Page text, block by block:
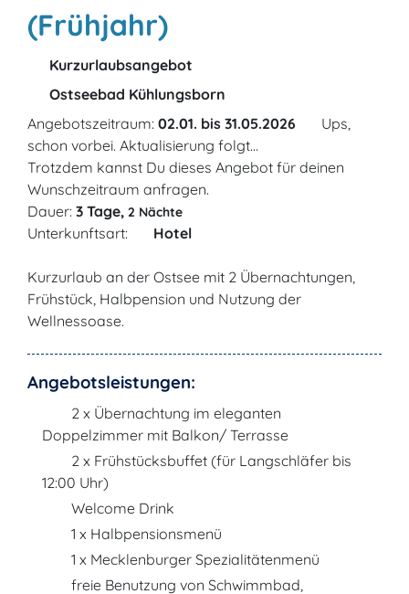
(Frühjahr)
Kurzurlaubsangebot
Ostseebad Kühlungsborn
Angebotszeitraum: 02.01. bis 31.05.2026
Ups,
schon vorbei. Aktualisierung folgt...
Trotzdem kannst Du dieses Angebot für deinen
Wunschzeitraum anfragen.
Dauer: 3 Tage, 2 Nächte
Unterkunftsart: Hotel
Kurzurlaub an der Ostsee mit 2 Übernachtungen,
Frühstück, Halbpension und Nutzung der
Wellnessoase.
Angebotsleistungen:
2 x Übernachtung im eleganten
Doppelzimmer mit Balkon/ Terrasse
2 x Frühstücksbuffet (für Langschläfer bis
12:00 Uhr)
Welcome Drink
1 x Halbpensionsmenü
1 x Mecklenburger Spezialitätenmenü
freie Benutzung von Schwimmbad,